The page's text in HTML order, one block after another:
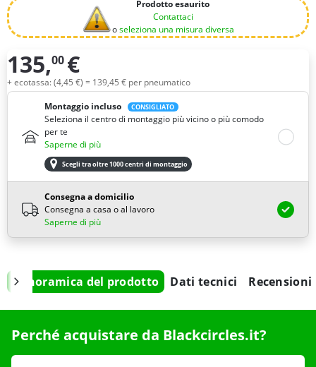
Prodotto esaurito
Contattaci
oseleziona una misura diversa
Quantità
135,00 €
+ ecotassa: (4,45 €) = 139,45 € per pneumatico
Montaggio incluso
CONSIGLIATO
Seleziona il centro di montaggio più vicino o più comodo
per te
Saperne di più
Scegli tra oltre 1000 centri di montaggio
Consegna a domicilio
Consegna a casa o al lavoro
Saperne di più
Panoramica del prodotto Dati tecnici Recensioni
Perché acquistare da Blackcircles.it?